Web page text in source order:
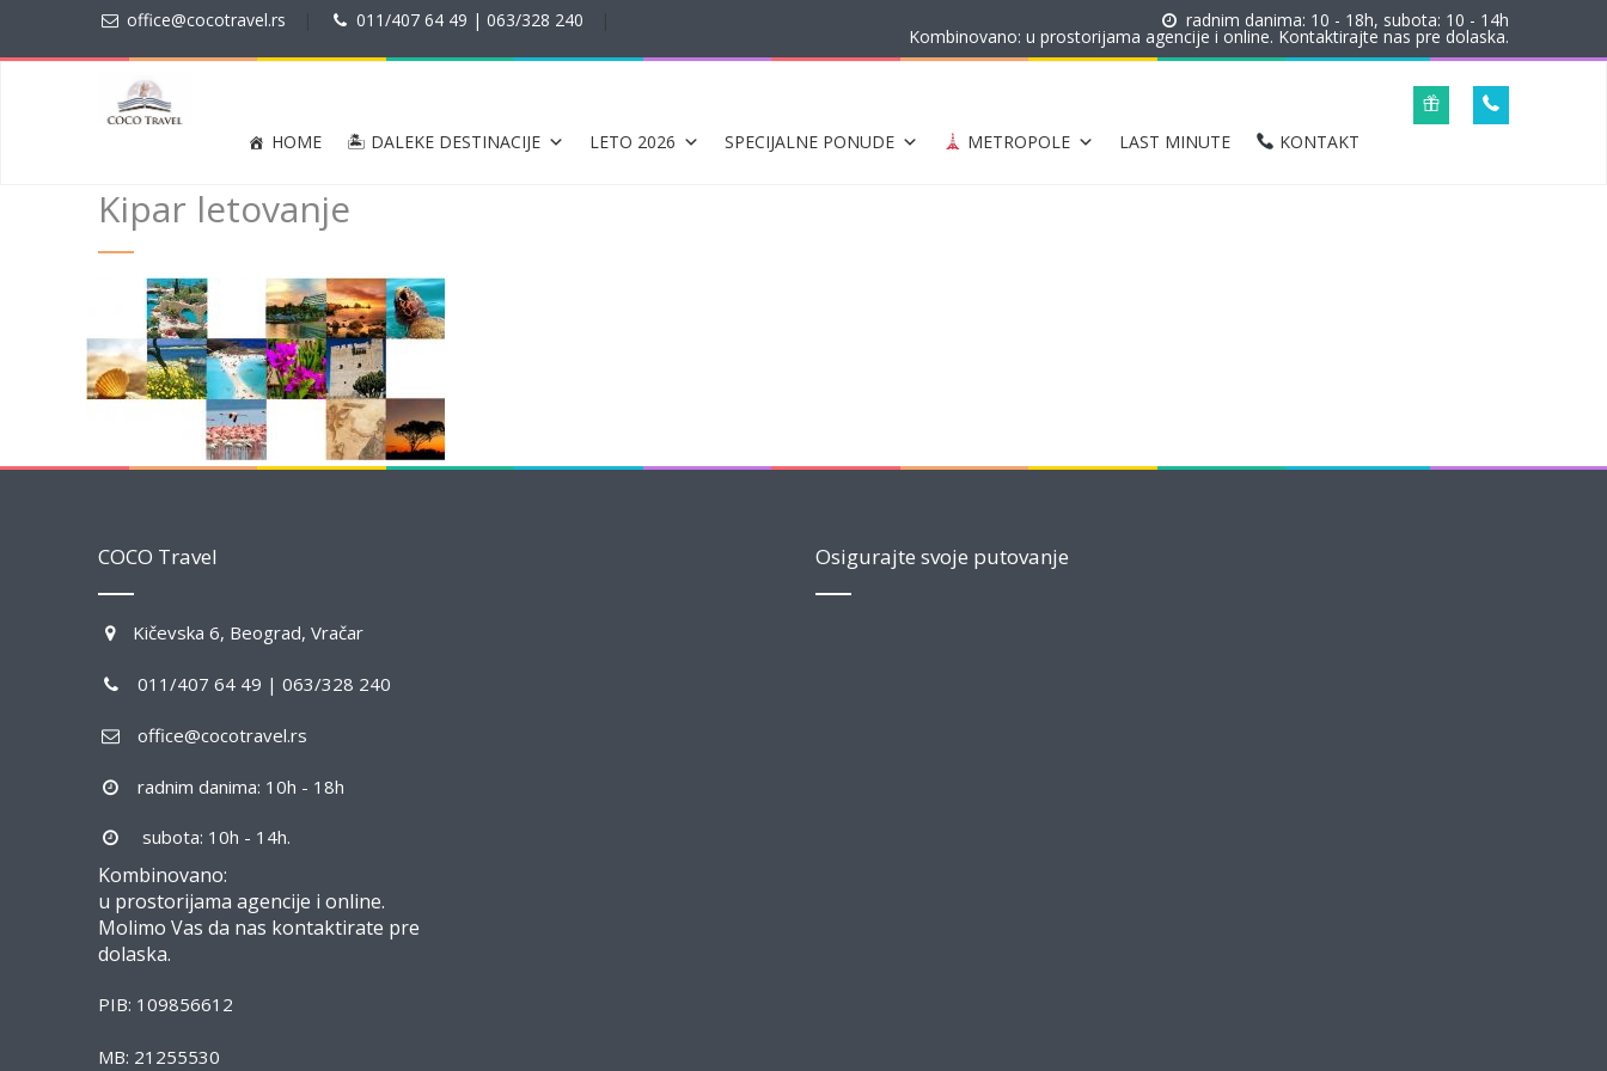
office@cocotravel.rs 011/407 64 49 | 063/328 240 radnim danima: 10 - 18h, subota: 10 - 14h
Kombinovano: u prostorijama agencije i online. Kontaktirajte nas pre dolaska.
HOME 🏝 DALEKE DESTINACIJE LETO 2026 SPECIJALNE PONUDE METROPOLE LAST MINUTE KONTAKT
Kipar letovanje
COCO Travel
Kičevska 6, Beograd, Vračar
011/407 64 49 | 063/328 240
office@cocotravel.rs
radnim danima: 10h - 18h
subota: 10h - 14h.
Kombinovano:
u prostorijama agencije i online.
Molimo Vas da nas kontaktirate pre
dolaska.
PIB: 109856612
MB: 21255530
Osigurajte svoje putovanje